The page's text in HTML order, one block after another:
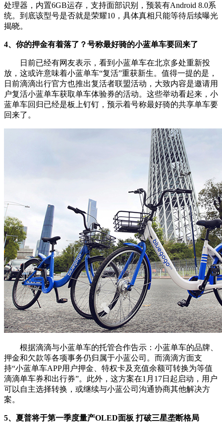
处理器，内置6GB运存，支持面部识别，预装有Android 8.0系
统。到底该型号是否就是荣耀10，具体真相只能等待后续曝光
揭晓。
4、你的押金有着落了？号称最好骑的小蓝单车要回来了
日前已经有网友表示，看到小蓝单车在北京多处重新投
放，这或许意味着小蓝单车“复活”重获新生。值得一提的是，
日前滴滴出行官方也推出复活者联盟活动，大致内容是邀请用
户复活小蓝单车获取单车体验券的活动。这些举动看起来，小
蓝单车回归已经是板上钉钉，预示着号称最好骑的共享单车要
回来了。
根据滴滴与小蓝单车的托管合作告示：小蓝单车的品牌、
押金和欠款等各项事务仍归属于小蓝公司。而滴滴方面支
持“小蓝单车APP用户押金、特权卡及充值余额可转换为等值
滴滴单车券和出行券”。此外，这方案在1月17日起启动，用户
可以自主选择转换，或继续与小蓝公司沟通协商其他解决方
案。
5、夏普将于第一季度量产OLED面板 打破三星垄断格局